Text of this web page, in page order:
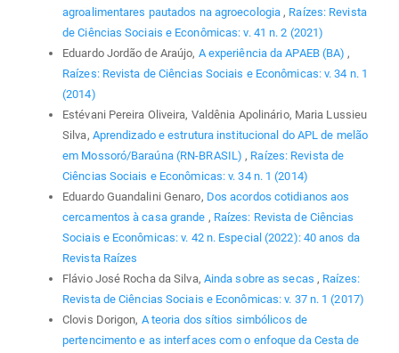
agroalimentares pautados na agroecologia, Raízes: Revista
de Ciências Sociais e Econômicas: v. 41 n. 2 (2021)
Eduardo Jordão de Araújo, A experiência da APAEB (BA),
Raízes: Revista de Ciências Sociais e Econômicas: v. 34 n. 1
(2014)
Estévani Pereira Oliveira, Valdênia Apolinário, Maria Lussieu
Silva, Aprendizado e estrutura institucional do APL de melão
em Mossoró/Baraúna (RN-BRASIL), Raízes: Revista de
Ciências Sociais e Econômicas: v. 34 n. 1 (2014)
Eduardo Guandalini Genaro, Dos acordos cotidianos aos
cercamentos à casa grande , Raízes: Revista de Ciências
Sociais e Econômicas: v. 42 n. Especial (2022): 40 anos da
Revista Raízes
Flávio José Rocha da Silva, Ainda sobre as secas , Raízes:
Revista de Ciências Sociais e Econômicas: v. 37 n. 1 (2017)
Clovis Dorigon, A teoria dos sítios simbólicos de
pertencimento e as interfaces com o enfoque da Cesta de